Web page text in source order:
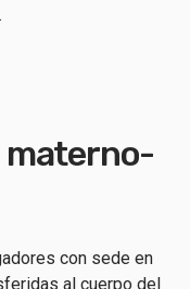
materno-
con sede en
al cuerpo del